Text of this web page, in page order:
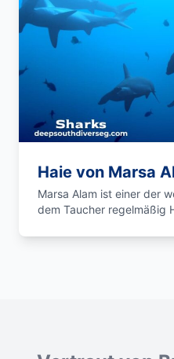
Haie von Marsa
Marsa Alam ist einer der
dem Taucher regelmäßig